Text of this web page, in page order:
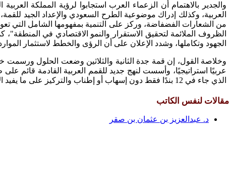
والجدير بالاهتمام أن الزعماء العرب استجابوا لرؤية المملكة
العربية، وكذلك إدراك موضوعية الطرح السعودي والإعداد الجيد
من الشعارات الفضفاضة، وركز على التنمية بمفهومها الشامل التي
الظروف الملائمة لتحقيق الاستقرار والنمو الاقتصادي في
الجهود وتكاملها، وشدد الإعلان على أن الرؤى والخطط لاستثمار
وخلاصة القول، إن قمة جدة الثانية والثلاثين وضعت الحلول ورسمت
عربيًا استراتيجيًا، وأسست لنهج جديد للقمم العربية القادمة
الذي جاء في 12 بندًا فقط دون إسهاب أو إطناب والتركيز على ما يفيد الأمة العربية وشعوبها فقط، وعليه فإننا نستبشر بمستقبل عربي واعد انطلاقًا من قمة جدة 2023م.
مقالات لنفس الكاتب
د. عبدالعزيز بن عثمان بن صقر